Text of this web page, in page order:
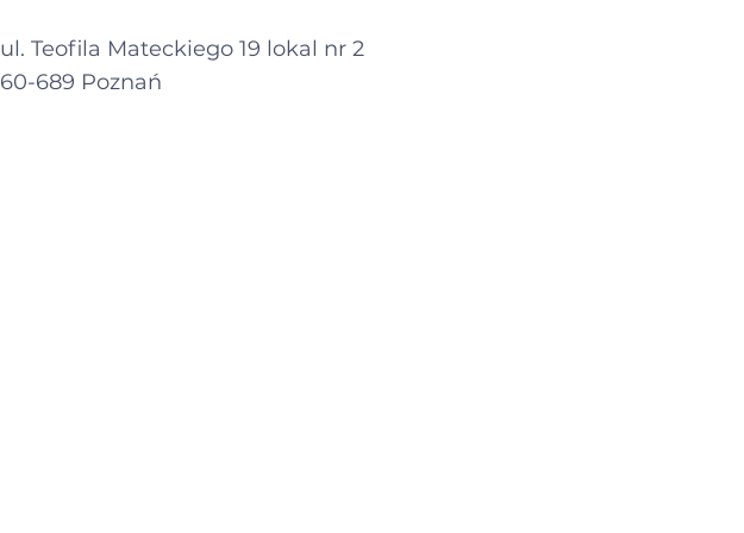
ul. Teofila Mateckiego 19 lokal nr 2
60-689 Poznań